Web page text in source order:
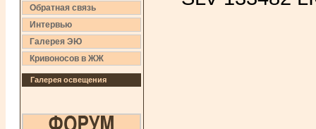
Обратная связь
Интервью
Галерея ЭЮ
Кривоносов в ЖЖ
Галерея освещения